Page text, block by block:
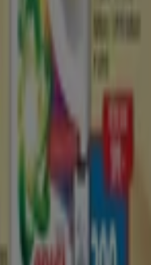
mapě
zpětná vazba